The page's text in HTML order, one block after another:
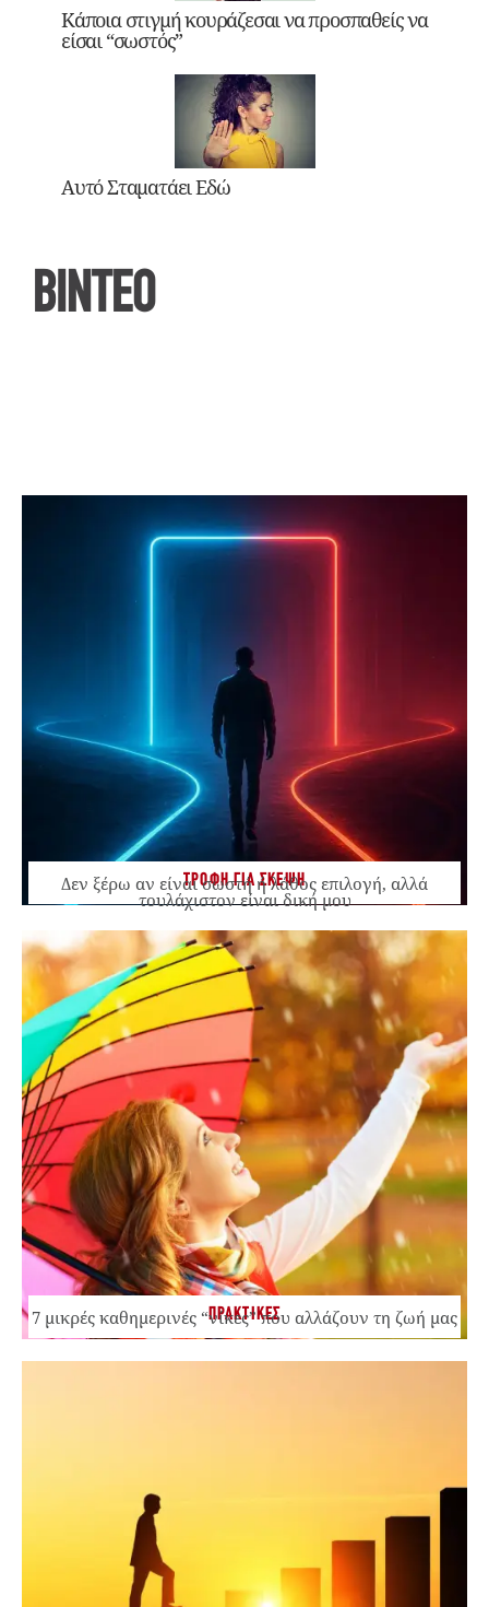
Κάποια στιγμή κουράζεσαι να προσπαθείς να
είσαι “σωστός”
Αυτό Σταματάει Εδώ
ΒΙΝΤΕΟ
ΤΡΟΦΗ ΓΙΑ ΣΚΕΨΗ
Δεν ξέρω αν είναι σωστή ή λάθος επιλογή, αλλά
τουλάχιστον είναι δική μου
ΠΡΑΚΤΙΚΕΣ
7 μικρές καθημερινές “νίκες” που αλλάζουν τη ζωή μας